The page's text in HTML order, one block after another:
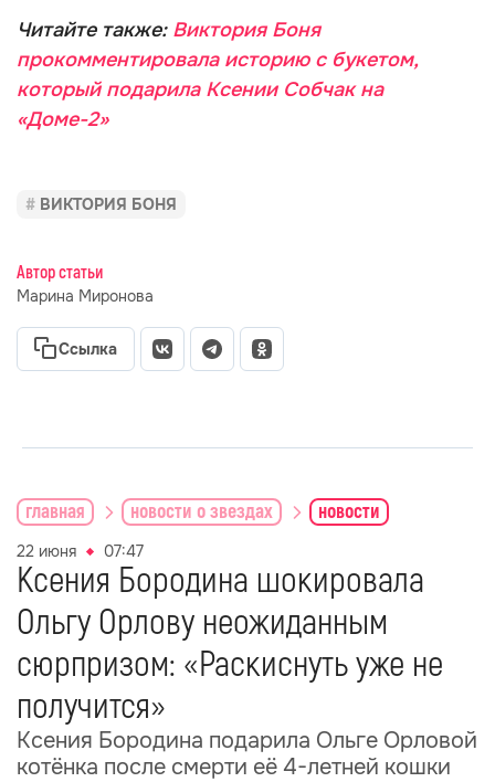
Читайте также: Виктория Боня
прокомментировала историю с букетом,
который подарила Ксении Собчак на
«Доме-2»
ВИКТОРИЯ БОНЯ
Автор статьи
Марина Миронова
Ссылка
главная новости о звездах новости
22 июня 07:47
Ксения Бородина шокировала
Ольгу Орлову неожиданным
сюрпризом: «Раскиснуть уже не
получится»
Ксения Бородина подарила Ольге Орловой
котёнка после смерти её 4-летней кошки